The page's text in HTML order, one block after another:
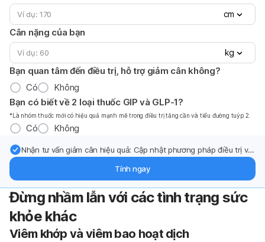
cm
Cân nặng của bạn
kg
Bạn quan tâm đến điều trị, hỗ trợ giảm cân không?
Có
Không
Bạn có biết về 2 loại thuốc GIP và GLP-1?
*Là nhóm thuốc mới có hiệu quả mạnh mẽ trong điều trị tăng cần và tiểu đường tuýp 2.
Có Không
Nhận tư vấn giảm cân hiệu quả: Cập nhật phương pháp điều trị và
Tính ngay
Đừng nhầm lẫn với các tình trạng sức
khỏe khác
Viêm khớp và viêm bao hoạt dịch